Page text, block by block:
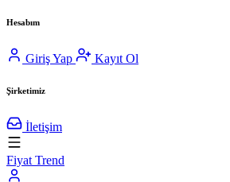
Hesabım
Giriş Yap Kayıt Ol
Şirketimiz
İletişim
Fiyat Trend